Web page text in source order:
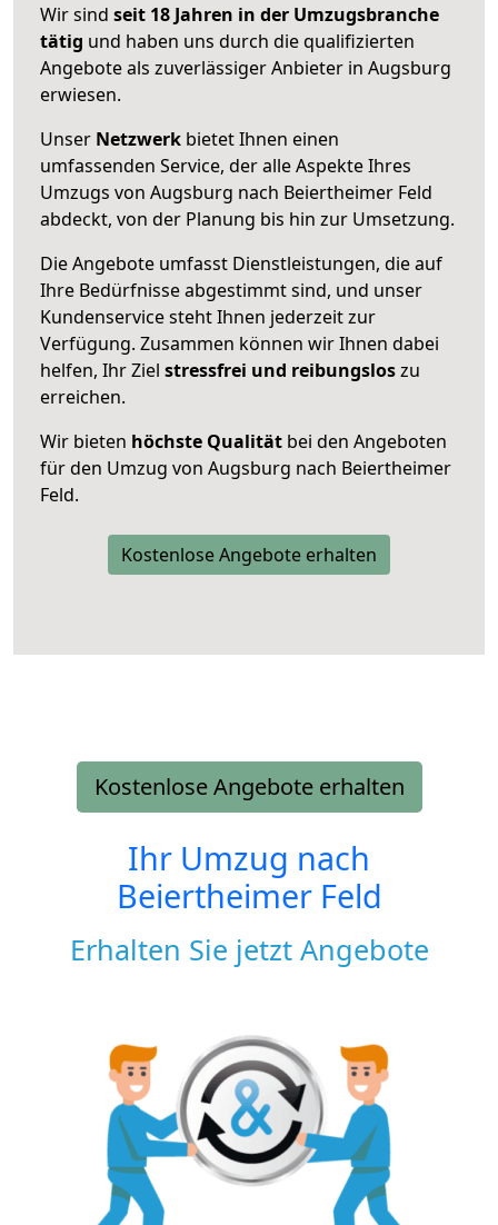
Wir sind seit 18 Jahren in der Umzugsbranche
tätig und haben uns durch die qualifizierten
Angebote als zuverlässiger Anbieter in Augsburg
erwiesen.
Unser Netzwerk bietet Ihnen einen
umfassenden Service, der alle Aspekte Ihres
Umzugs von Augsburg nach Beiertheimer Feld
abdeckt, von der Planung bis hin zur Umsetzung.
Die Angebote umfasst Dienstleistungen, die auf
Ihre Bedürfnisse abgestimmt sind, und unser
Kundenservice steht Ihnen jederzeit zur
Verfügung. Zusammen können wir Ihnen dabei
helfen, Ihr Ziel stressfrei und reibungsloszu
erreichen.
Wir bieten höchste Qualität bei den Angeboten
für den Umzug von Augsburg nach Beiertheimer
Feld.
Kostenlose Angebote erhalten
Kostenlose Angebote erhalten
Ihr Umzug nach
Beiertheimer Feld
Erhalten Sie jetzt Angebote